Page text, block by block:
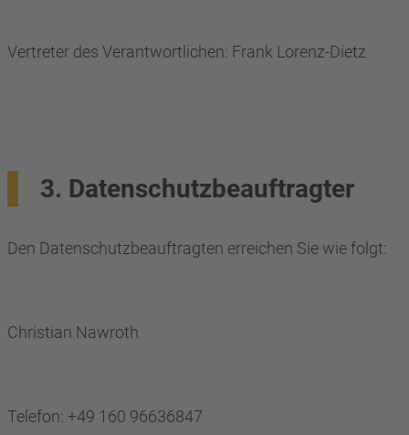
Vertreter des Verantwortlichen: Frank Lorenz-Dietz
3. Datenschutzbeauftragter
Den Datenschutzbeauftragten erreichen Sie wie folgt:
Christian Nawroth
Telefon: +49 160 96636847